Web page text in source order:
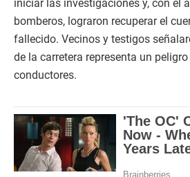
iniciar las investigaciones y, con el
bomberos, lograron recuperar el
fallecido. Vecinos y testigos
de la carretera representa un
conductores.